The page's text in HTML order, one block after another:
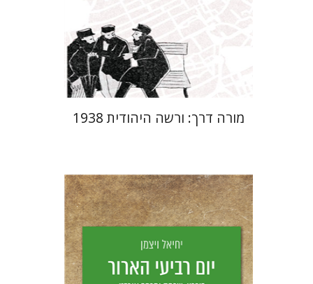
מחיר השקה
$42
$29
מורה דרך: ורשה היהודית 1938
יחיאל ויצמן
יפעת וייס